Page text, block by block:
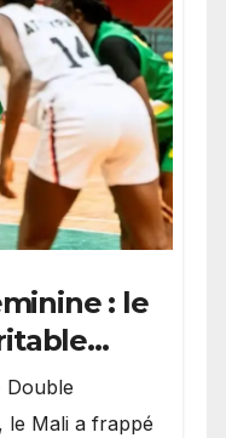
: le
au
Double
le Mali a frappé